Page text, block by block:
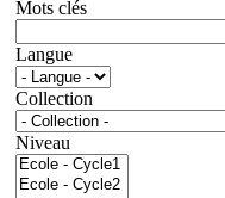
Mots clés
Langue
Collection
Niveau